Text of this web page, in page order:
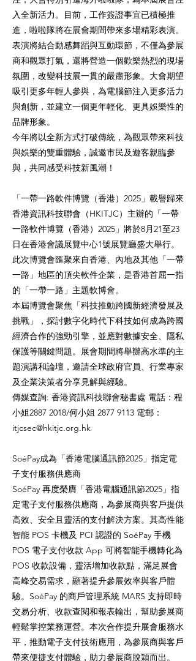
入全新活力。目前，工作簽證事宜已積極推
進，啦啦隊將在展會期間帶來多場精彩表演。
表演將結合動感舞蹈與互動環節，不僅為參展
商和觀眾打氣，還將營造一個歡樂熱烈的現場
氛圍，改變科技展一貫的嚴肅形象。大會期望
吸引更多年輕人參與，為電腦節注入更多活力
與創新，並建立一個更年輕化、更具娛樂性的
品牌形象。
今年將以全新方式打破傳統，為觀眾帶來科技
與娛樂的雙重體驗，誠邀市民及遊客親臨參
與，共同感受科技新風潮！
「一帶一路軟件博覽（香港）2025」載譽歸來
香港資訊科技聯會（HKITJC）主辦的「一帶
一路軟件博覽（香港）2025」將於8月21至23
日在香港會議展覽中心1號展覽廳盛大舉行。
此次博覽會匯聚來自香港、內地及其他「一帶
一路」地區的頂尖軟件企業，是香港首屈一指
的「一帶一路」主題軟博會。
本屆博覽會聚焦「科技推動跨國新經濟發展及
挑戰」，探討數字化時代下科技如何成為跨國
經濟合作的強勁引擎，並應對數據安全、隱私
保護等關鍵問題。展會期間將舉辦高水準的主
題演講和論壇，邀請全球政府官員、行業專家
及企業決策者分享見解與經驗。
傳媒查詢: 香港資訊科技聯會秘書處 電話：程
小姐2887 2018/何小姐 2877 9113 電郵：
itjcsec@hkitjc.org.hk
SoéPay成為「香港電腦通訊節2025」指定電
子支付服務供應商
SoéPay 再度榮膺「香港電腦通訊節2025」指
定電子支付服務供應商，為參展商與客戶提供
高效、安全且靈活的支付解決方案。其高性能
智能 POS 卡機及 PCI 認證的 SoéPay 手機
POS 電子支付收款 App 可將智能手機轉化為
POS 收款設備，靈活增加收款點，滿足展會
高峰交易需求，顯著提升參展效率與客戶體
驗。SoéPay 的商戶管理系統 MARS 支持即時
交易分析、收款查閱和報表輸出，幫助參展商
輕鬆掌控業務運營。本次合作提升展會服務水
平，推動電子支付技術應用，為參展商與客戶
帶來便捷支付體驗，助力參展商脫穎而出。